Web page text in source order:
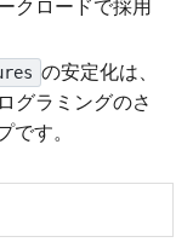
クロードで採用
の安定化は、
グラミングのさ
です。